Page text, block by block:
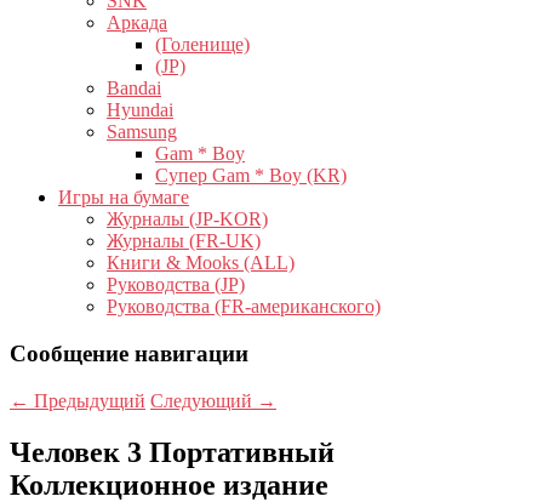
Аркада
(Голенище)
(JP)
Bandai
Hyundai
Samsung
Gam * Boy
Супер Gam * Boy (KR)
Игры на бумаге
Журналы (JP-KOR)
Журналы (FR-UK)
Книги & Mooks (ALL)
Руководства (JP)
Руководства (FR-американского)
Сообщение навигации
← Предыдущий Следующий →
Человек 3 Портативный
Коллекционное издание